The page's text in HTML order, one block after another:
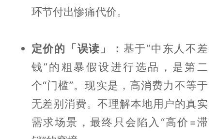
环节付出惨痛代价。
定价的「误读」： 基于“中东人不差
钱”的粗暴假设进行选品，是第二
个“门槛”。现实是，高消费力不等于
无差别消费。不理解本地用户的真实
需求场景，最终只会陷入“高价=滞